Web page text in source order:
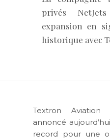
privés
expansion en
historique avec
Textron
annoncé
record pour une